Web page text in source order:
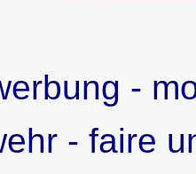
-
- faire